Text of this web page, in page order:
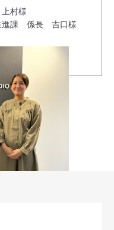
村様
進課 係長 吉口様